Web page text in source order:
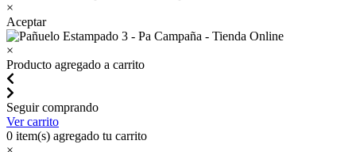
×
Aceptar
×
Producto agregado a carrito
Seguir comprando
Ver carrito
0 item(s) agregado tu carrito